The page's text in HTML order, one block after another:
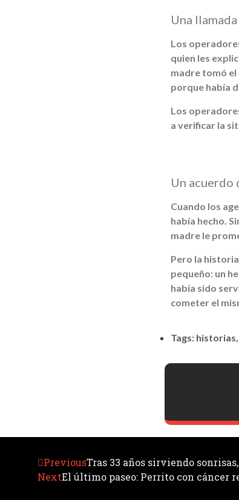
Una
Los
quien les
madre tomó el
porque había
Los
a verificar la
Un acuerdo
Cuando los
había hecho.
madre le
Pero la
pequeño: un
había sido
cometer el
Tags: historias,
PreviousTras 33 años sirviendo
NextEl último paseo: Perrito con cáncer